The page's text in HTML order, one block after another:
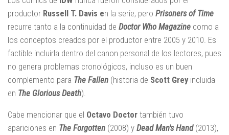
productor Russell T. Davis en la serie, pero Prisoners of Time
recurre tanto a la continuidad de Doctor Who Magazine como a
los conceptos creados por el productor entre 2005 y 2010. Es
factible incluirla dentro del canon personal de los lectores, pues
no genera problemas cronológicos, incluso es un buen
complemento para The Fallen (historia de Scott Grey incluida
en The Glorious Death).
Cabe mencionar que el Octavo Doctor también tuvo
apariciones en The Forgotten (2008) y Dead Man's Hand(2013),